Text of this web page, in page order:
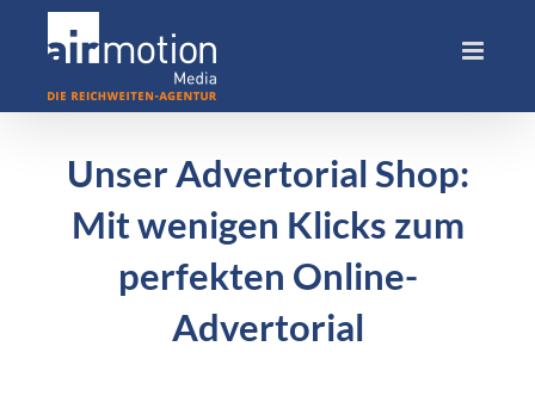
Unser Advertorial Shop:
Mit wenigen Klicks zum
perfekten Online-
Advertorial